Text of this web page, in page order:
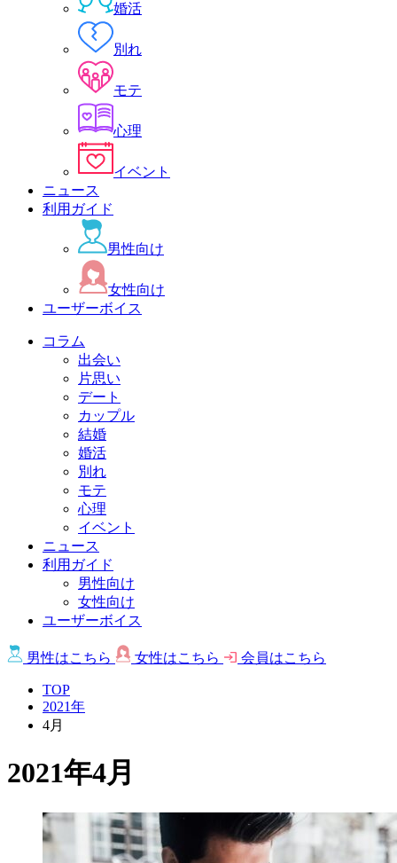
婚活
別れ
モテ
心理
イベント
ニュース
利用ガイド
男性向け
女性向け
ユーザーボイス
コラム
出会い
片思い
デート
カップル
結婚
婚活
別れ
モテ
心理
イベント
ニュース
利用ガイド
男性向け
女性向け
ユーザーボイス
男性はこちら 女性はこちら 会員はこちら
TOP
2021年
4月
2021年4月